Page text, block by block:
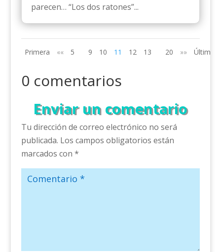
parecen… “Los dos ratones”...
Primera «« 5 9 10 11 12 13 20 »» Última
0 comentarios
Enviar un comentario
Tu dirección de correo electrónico no será
publicada. Los campos obligatorios están
marcados con *